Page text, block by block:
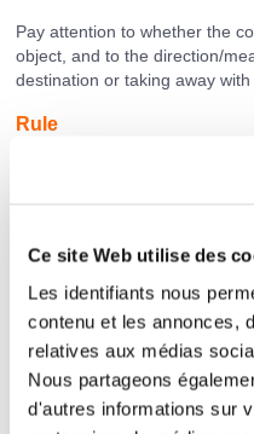
Ce site Web utilise des
Les identifiants nous
contenu et les annonces,
relatives aux médias
Nous partageons
d'autres informations sur
Pay attention to whether the
object, and to the direction/
destination or taking away with
Rule
amener / emmener → used
amener / apporter = bring/
emmener / emporter = take
Je vais mon